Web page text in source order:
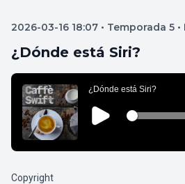
2026-03-16 18:07 • Temporada 5
¿Dónde está Siri?
Copyright